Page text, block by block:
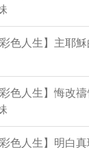
色人生】主耶
色人生】悔改
色人生】明白